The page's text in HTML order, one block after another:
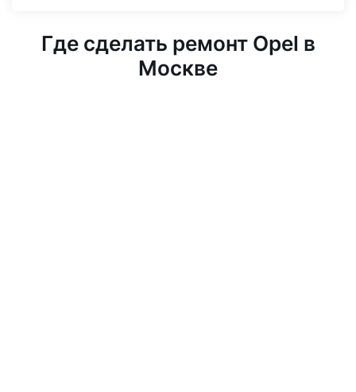
Где сделать ремонт Opel в
Москве